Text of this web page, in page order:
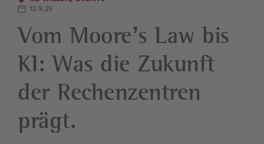
12.9.25
Vom Moore’s Law bis
KI: Was die Zukunft
der Rechenzentren
prägt.